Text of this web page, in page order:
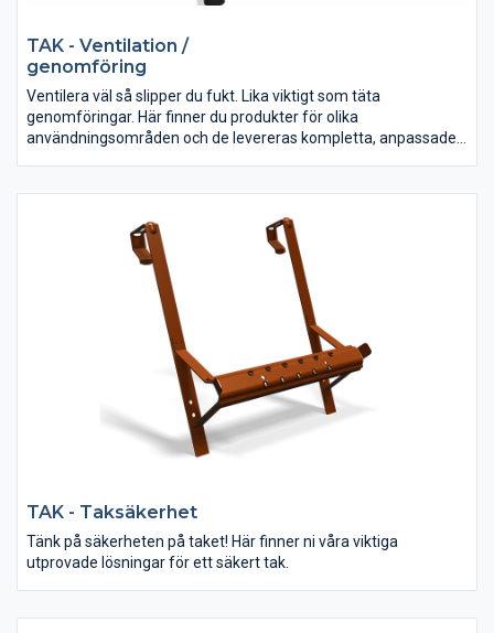
TAK - Ventilation /
genomföring
Ventilera väl så slipper du fukt. Lika viktigt som täta
genomföringar. Här finner du produkter för olika
användningsområden och de levereras kompletta, anpassade
TAK - Taksäkerhet
Tänk på säkerheten på taket! Här finner ni våra viktiga
utprovade lösningar för ett säkert tak.